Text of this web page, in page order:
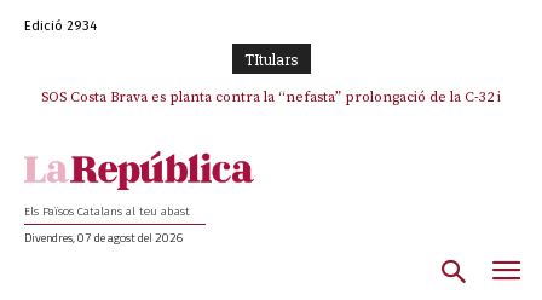
Edició 2934
TItulars
SOS Costa Brava es planta contra la “nefasta” prolongació de la C-32 i
Els Països Catalans al teu abast
Divendres, 07 de agost del 2026